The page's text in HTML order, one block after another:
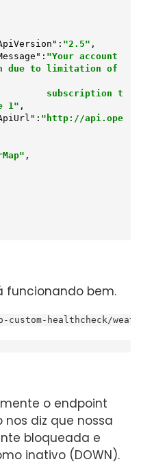
: "2.5" ,
: "Your account
due to limitation of
1" ,
: "http://api.ope
,
funcionando bem.
healthcheck/
o endpoint
diz que nossa
bloqueada e
inativo (DOWN).